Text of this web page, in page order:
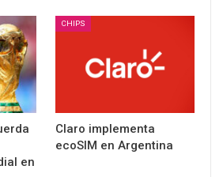
en
CHIPS
Claro implementa
ecoSIM en Argentina